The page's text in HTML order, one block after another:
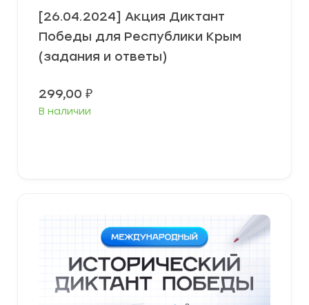
[26.04.2024] Акция Диктант
Победы для Республики Крым
(задания и ответы)
299,00 ₽
В наличии